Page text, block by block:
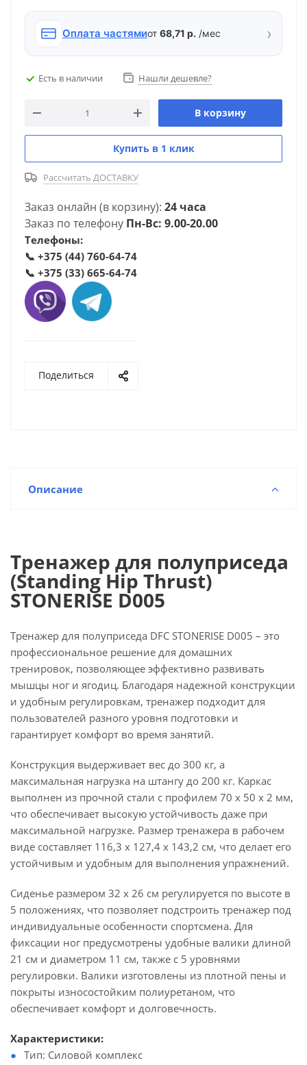
Оплата частямиот 68,71 р. /мес ›
Есть в наличии Нашли дешевле?
В корзину
Купить в 1 клик
Рассчитать ДОСТАВКУ
Заказ онлайн (в корзину): 24 часа
Заказ по телефону Пн-Вс: 9.00-20.00
Телефоны:
📞 +375 (44) 760-64-74
📞 +375 (33) 665-64-74
Поделиться
Описание
Тренажер для полуприседа
(Standing Hip Thrust)
STONERISE D005
Тренажер для полуприседа DFC STONERISE D005 – это
профессиональное решение для домашних
тренировок, позволяющее эффективно развивать
мышцы ног и ягодиц. Благодаря надежной конструкции
и удобным регулировкам, тренажер подходит для
пользователей разного уровня подготовки и
гарантирует комфорт во время занятий.
Конструкция выдерживает вес до 300 кг, а
максимальная нагрузка на штангу до 200 кг. Каркас
выполнен из прочной стали с профилем 70 х 50 х 2 мм,
что обеспечивает высокую устойчивость даже при
максимальной нагрузке. Размер тренажера в рабочем
виде составляет 116,3 х 127,4 х 143,2 см, что делает его
устойчивым и удобным для выполнения упражнений.
Сиденье размером 32 х 26 см регулируется по высоте в
5 положениях, что позволяет подстроить тренажер под
индивидуальные особенности спортсмена. Для
фиксации ног предусмотрены удобные валики длиной
21 см и диаметром 11 см, также с 5 уровнями
регулировки. Валики изготовлены из плотной пены и
покрыты износостойким полиуретаном, что
обеспечивает комфорт и долговечность.
Характеристики:
Тип: Силовой комплекс